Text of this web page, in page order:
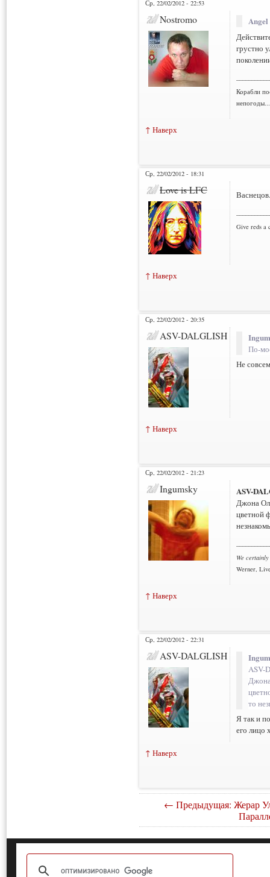
Ср, 22/02/2012 - 22:53
Nostromo Angel
грустно
Корабли
↑ Наверх
Ср, 22/02/2012 - 18:31
Love is LFC
Give reds a
↑ Наверх
Ср, 22/02/2012 - 20:35
ASV-DALGLISH
По-
Не
↑ Наверх
Ср, 22/02/2012 - 21:23
Ingumsky ASV-
Джона
цветной
We
Werner,
↑ Наверх
Ср, 22/02/2012 - 22:31
ASV-DALGLISH
ASV-
то
Я так и
его лицо
↑ Наверх
← Предыдущая: Жерар